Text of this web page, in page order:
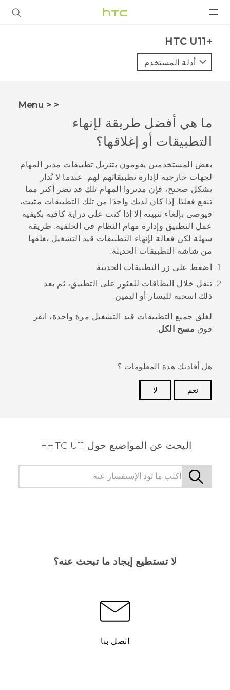
VIVE
VIVERSE
البرامج + التطبيقات
الدعم
أجهزة HTC والملحقات
HTC U11+‎
أدلة المستخدم
< < Menu
ما هي أفضل طريقة لإنهاء
التطبيقات أو إغلاقها؟
بعض المستخدمين يقومون بتنزيل تطبيقات مدير المهام
لجهات خارجية لإدارة تطبيقاتهم لهم. عندما لا تُدار
بشكل صحيح، فإن مديروا المهام تلك قد تضر أكثر مما
تنفع فعليًا. إذا كان لديك واحدًا من تلك التطبيقات مثبت،
فيوصى بإلغاء تثبيته إلا إذا كنت على دراية كافية بكيفية
عمل التطبيق وإدارة مهام النظام في الخلفية. طريقة
سهلة لكن فعالة لإنهاء التطبيقات قيد التشغيل بغلقها
من شاشة
التطبيقات الحديثة.
اضغط على زر
التطبيقات الحديثة.
تنقل خلال البطاقات للعثور على التطبيق، ثم بعد
ذلك اسحبه لليسار أو اليمين.
لغلق جميع التطبيقات قيد التشغيل مرة واحدة، انقر
فوق مسح الكل.
هل أفادتك هذة المعلومات ؟
نعم
لا
البحث عن المواضيع حول HTC U11+
لا تستطيع إيجاد ما تبحث عنه؟
اتصل بنا